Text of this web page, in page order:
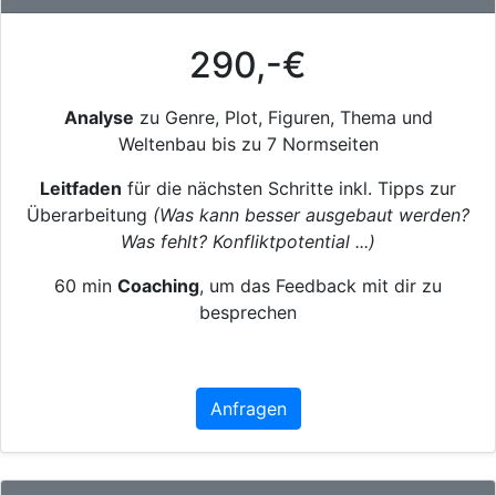
290,-€
Analyse zu Genre, Plot, Figuren, Thema und
Weltenbau bis zu 7 Normseiten
Leitfaden für die nächsten Schritte inkl. Tipps zur
Überarbeitung (Was kann besser ausgebaut werden?
Was fehlt? Konfliktpotential ...)
60 min Coaching, um das Feedback mit dir zu
besprechen
Anfragen